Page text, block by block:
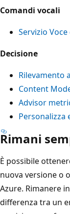
Comandi vocali
Servizio
Decisione
Rilevamento
Content
Advisor
Personalizza
Rimani
È possibile
nuova versione o
Azure. Rimanere
differenza tra un